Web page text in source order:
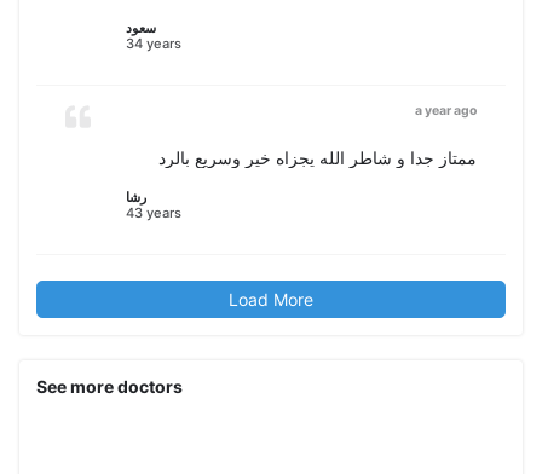
سعود
34 years
a year ago
ممتاز جدا و شاطر الله يجزاه خير وسريع بالرد
رشا
43 years
Load More
See more doctors